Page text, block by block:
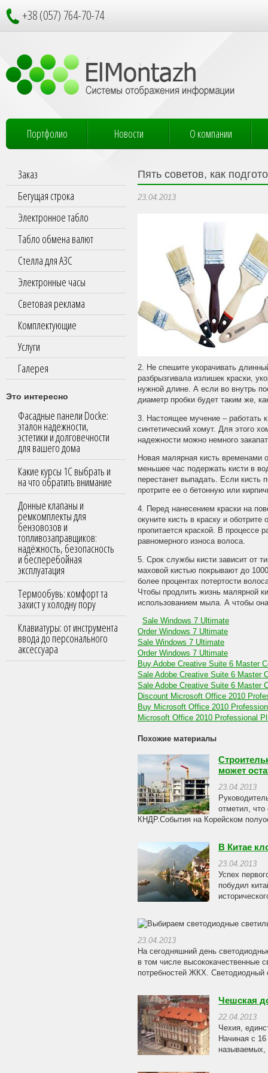
+38 (057) 764-70-74
Портфолио Новости О компании
Заказ
Бегущая строка
Электронное табло
Табло обмена валют
Стелла для АЗС
Электронные часы
Световая реклама
Комплектующие
Услуги
Галерея
Это интересно
Фасадные панели Docke:
эталон надежности,
эстетики и долговечности
для вашего дома
Какие курсы 1С выбрать и
на что обратить внимание
Донные клапаны и
ремкомплекты для
бензовозов и
топливозаправщиков:
надёжность, безопасность
и бесперебойная
эксплуатация
Термообувь: комфорт та
захист у холодну пору
Клавиатуры: от инструмента
ввода до персонального
аксессуара
Пять советов, как
23.04.2013
2. Не спешите укорачивать
разбрызгивала излишек краски,
нужной длине. А если во внутрь
диаметр пробки будет таким же,
3. Настоящее мучение – работать
синтетический хомут. Для этого
надежности можно немного
Новая малярная кисть временами
меньшее час подержать кисти в
перестанет выпадать. Если кисть
протрите ее о бетонную или
4. Перед нанесением краски на
окуните кисть в краску и
пропитается краской. В процессе
равномерного износа волоса.
5. Срок службы кисти зависит от
маховой кистью покрывают до
более процентах потертости
Чтобы продлить жизнь малярной
использованием мыла. А чтобы
Sale Windows 7 Ultimate
Order Windows 7 Ultimate
Sale Windows 7 Ultimate
Order Windows 7 Ultimate
Buy Adobe Creative Suite 6 Master
Sale Adobe Creative Suite 6 Master
Sale Adobe Creative Suite 6 Master
Discount Microsoft Office 2010
Buy Microsoft Office 2010
Microsoft Office 2010 Professional
Похожие материалы
может
23.04.2013
отметил, что
КНДР.События на Корейском
В Китае
23.04.2013
Успех
побудил
23.04.2013
На сегодняшний день
в том числе высококачественные
потребностей ЖКХ.
Чешская
22.04.2013
Чехия,
Начиная с
называемых,